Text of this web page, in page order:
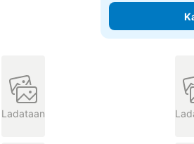
Ladataan